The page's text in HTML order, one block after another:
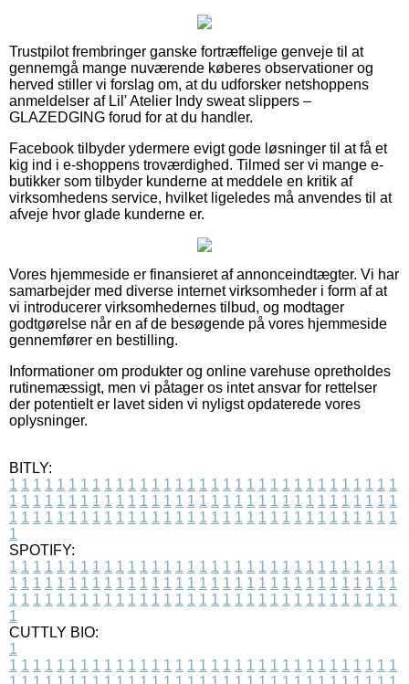
Trustpilot frembringer ganske fortræffelige genveje til at
gennemgå mange nuværende køberes observationer og
herved stiller vi forslag om, at du udforsker netshoppens
anmeldelser af Lil' Atelier Indy sweat slippers –
GLAZEDGING forud for at du handler.
Facebook tilbyder ydermere evigt gode løsninger til at få et
kig ind i e-shoppens troværdighed. Tilmed ser vi mange e-
butikker som tilbyder kunderne at meddele en kritik af
virksomhedens service, hvilket ligeledes må anvendes til at
afveje hvor glade kunderne er.
Vores hjemmeside er finansieret af annonceindtægter. Vi har
samarbejder med diverse internet virksomheder i form af at
vi introducerer virksomhedernes tilbud, og modtager
godtgørelse når en af de besøgende på vores hjemmeside
gennemfører en bestilling.
Informationer om produkter og online varehuse opretholdes
rutinemæssigt, men vi påtager os intet ansvar for rettelser
der potentielt er lavet siden vi nyligst opdaterede vores
oplysninger.
BITLY:
1 1 1 1 1 1 1 1 1 1 1 1 1 1 1 1 1 1 1 1 1 1 1 1 1 1 1 1 1 1 1 1 1
1 1 1 1 1 1 1 1 1 1 1 1 1 1 1 1 1 1 1 1 1 1 1 1 1 1 1 1 1 1 1 1 1
1 1 1 1 1 1 1 1 1 1 1 1 1 1 1 1 1 1 1 1 1 1 1 1 1 1 1 1 1 1 1 1 1
1
SPOTIFY:
1 1 1 1 1 1 1 1 1 1 1 1 1 1 1 1 1 1 1 1 1 1 1 1 1 1 1 1 1 1 1 1 1
1 1 1 1 1 1 1 1 1 1 1 1 1 1 1 1 1 1 1 1 1 1 1 1 1 1 1 1 1 1 1 1 1
1 1 1 1 1 1 1 1 1 1 1 1 1 1 1 1 1 1 1 1 1 1 1 1 1 1 1 1 1 1 1 1 1
1
CUTTLY BIO:
1
1 1 1 1 1 1 1 1 1 1 1 1 1 1 1 1 1 1 1 1 1 1 1 1 1 1 1 1 1 1 1 1 1